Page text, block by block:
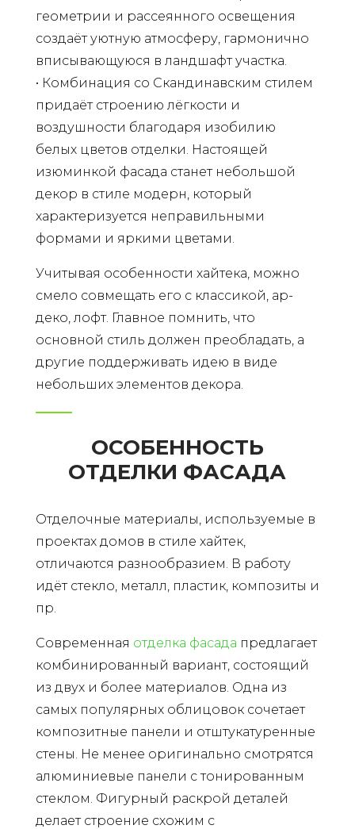
геометрии и рассеянного освещения
создаёт уютную атмосферу, гармонично
вписывающуюся в ландшафт участка.
• Комбинация со Скандинавским стилем
придаёт строению лёгкости и
воздушности благодаря изобилию
белых цветов отделки. Настоящей
изюминкой фасада станет небольшой
декор в стиле модерн, который
характеризуется неправильными
формами и яркими цветами.
Учитывая особенности хайтека, можно
смело совмещать его с классикой, ар-
деко, лофт. Главное помнить, что
основной стиль должен преобладать, а
другие поддерживать идею в виде
небольших элементов декора.
ОСОБЕННОСТЬ
ОТДЕЛКИ ФАСАДА
Отделочные материалы, используемые в
проектах домов в стиле хайтек,
отличаются разнообразием. В работу
идёт стекло, металл, пластик, композиты и
пр.
Современная отделка фасада предлагает
комбинированный вариант, состоящий
из двух и более материалов. Одна из
самых популярных облицовок сочетает
композитные панели и отштукатуренные
стены. Не менее оригинально смотрятся
алюминиевые панели с тонированным
стеклом. Фигурный раскрой деталей
делает строение схожим с